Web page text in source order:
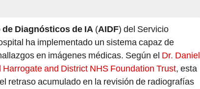
de Diagnósticos de IA (AIDF) del Servicio
ha implementado un sistema capaz de
en imágenes médicas. Según el Dr. Daniel
and District NHS Foundation Trust, esta
retraso acumulado en la revisión de radiografías